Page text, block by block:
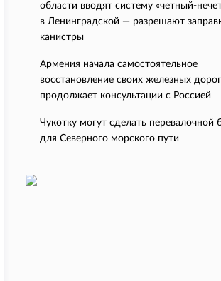
области вводят систему «четный-
в Ленинградской — разрешают
канистры
Армения начала самостоятельное
восстановление своих железных
продолжает консультации с Россией
Чукотку могут сделать перевалочной
для Северного морского пути